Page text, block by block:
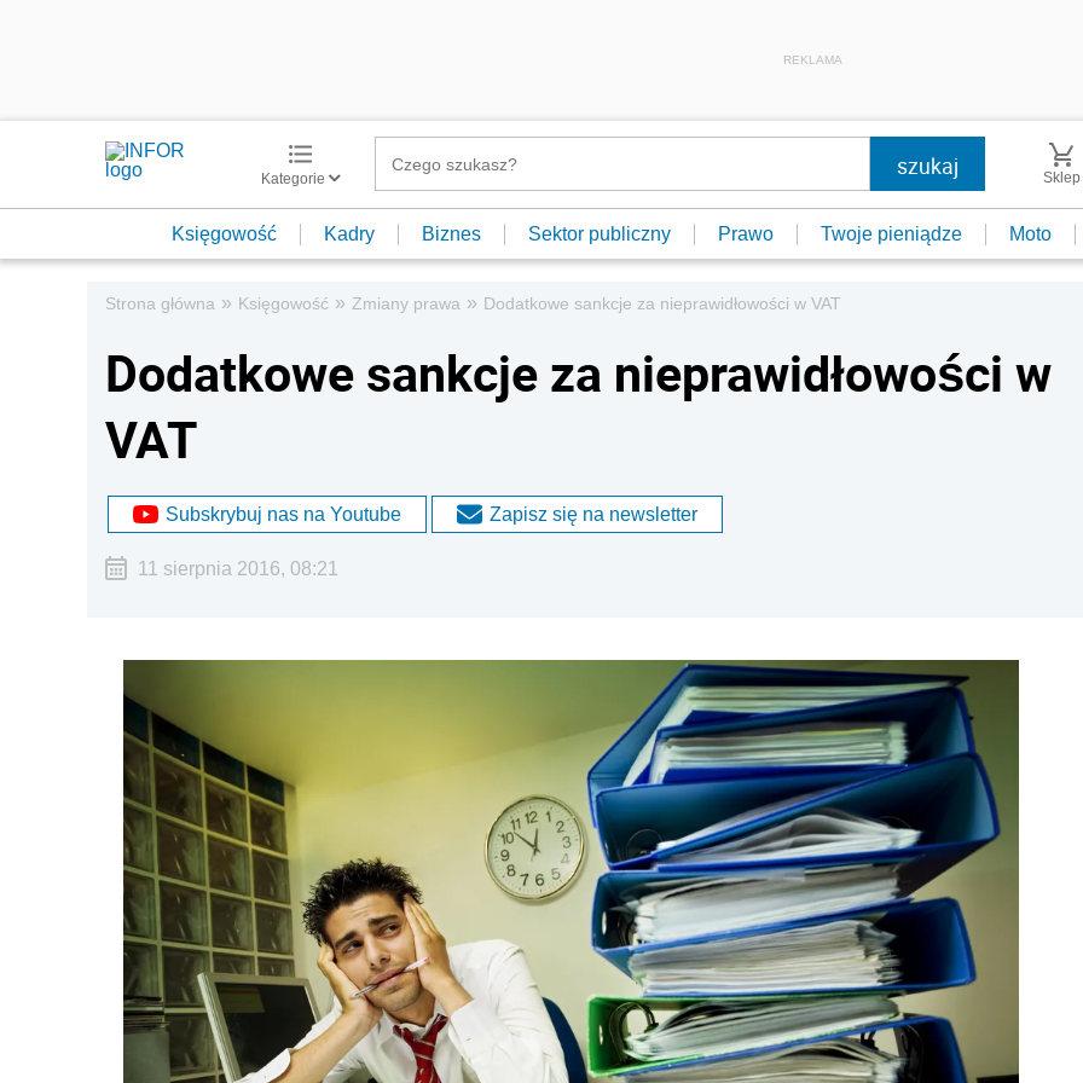
REKLAMA
Kategorie Sklep
Księgowość Kadry Biznes Sektor publiczny Prawo Twoje pieniądze Moto
Strona główna » Księgowość » Zmiany prawa » Dodatkowe sankcje za nieprawidłowości w VAT
Dodatkowe sankcje za nieprawidłowości w
VAT
Subskrybuj nas na Youtube Zapisz się na newsletter
11 sierpnia 2016, 08:21